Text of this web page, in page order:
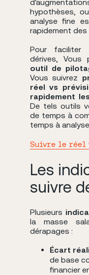
hypothèses,
analyse fine
rapidement
Pour faciliter
dérives, Vous
outil de
Vous suivrez
réel vs
rapidement
De tels outils
de temps à
temps à
Suivre le réel
Les
suivre
Plusieurs
la masse
dérapages :
Écart
de base
financier